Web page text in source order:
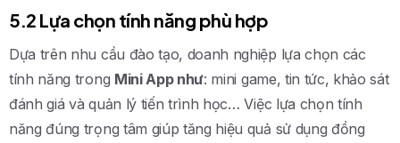
5.2 Lựa chọn tính năng phù hợp
Dựa trên nhu cầu đào tạo, doanh nghiệp lựa chọn các
tính năng trong Mini App như: mini game, tin tức, khảo sát
đánh giá và quản lý tiến trình học… Việc lựa chọn tính
năng đúng trọng tâm giúp tăng hiệu quả sử dụng đồng